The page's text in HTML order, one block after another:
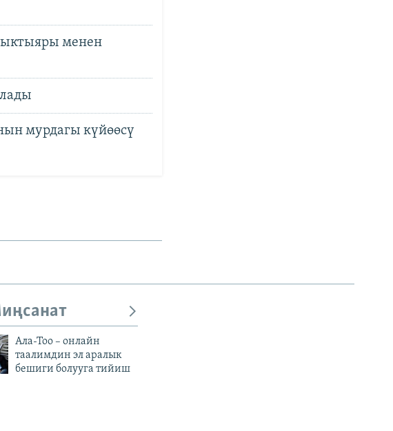
ыктыяры менен
мурдагы күйөөсү
Ала-Тоо – онлайн
таалимдин эл аралык
бешиги болууга тийиш